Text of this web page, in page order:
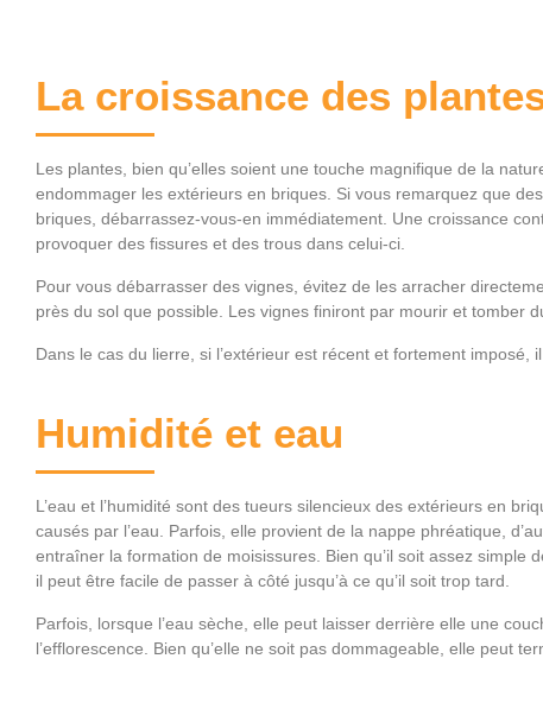
La croissance des
Les plantes, bien qu’elles soient une touche magnifique de la
endommager les extérieurs en briques. Si vous remarquez que
briques, débarrassez-vous-en immédiatement. Une croissance
provoquer des fissures et des trous dans celui-ci.
Pour vous débarrasser des vignes, évitez de les arracher
près du sol que possible. Les vignes finiront par mourir et tomber
Dans le cas du lierre, si l’extérieur est récent et fortement imposé,
Humidité et eau
L’eau et l’humidité sont des tueurs silencieux des extérieurs en
causés par l’eau. Parfois, elle provient de la nappe phréatique,
entraîner la formation de moisissures. Bien qu’il soit assez simple
il peut être facile de passer à côté jusqu’à ce qu’il soit trop tard.
Parfois, lorsque l’eau sèche, elle peut laisser derrière elle une
l’efflorescence. Bien qu’elle ne soit pas dommageable, elle peut